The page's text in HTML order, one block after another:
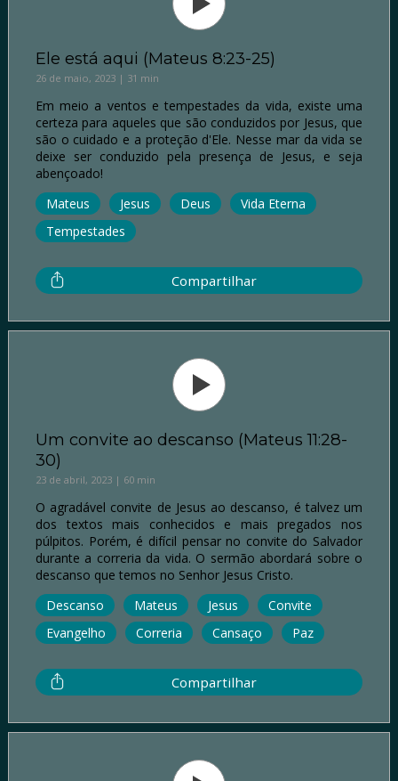
Ele está aqui (Mateus 8:23-25)
26 de maio, 2023 | 31 min
Em meio a ventos e tempestades da vida, existe uma
certeza para aqueles que são conduzidos por Jesus, que
são o cuidado e a proteção d'Ele. Nesse mar da vida se
deixe ser conduzido pela presença de Jesus, e seja
abençoado!
Mateus
Jesus Deus
Vida Eterna
Tempestades
Compartilhar
Um convite ao descanso (Mateus 11:28-
30)
23 de abril, 2023 | 60 min
O agradável convite de Jesus ao descanso, é talvez um
dos textos mais conhecidos e mais pregados nos
púlpitos. Porém, é difícil pensar no convite do Salvador
durante a correria da vida. O sermão abordará sobre o
descanso que temos no Senhor Jesus Cristo.
Descanso
Mateus Jesus
Convite
Evangelho
Correria Cansaço Paz
Compartilhar